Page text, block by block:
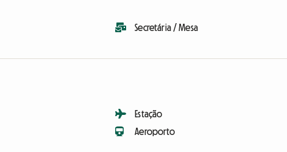
Secretária / Mesa
Estação
Aeroporto